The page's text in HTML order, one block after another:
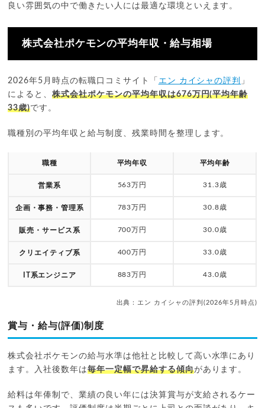
良い雰囲気の中で働きたい人には最適な環境といえます。
株式会社ポケモンの平均年収・給与相場
2026年5月時点の転職口コミサイト「 エン カイシャの評判
」
によると、株式会社ポケモンの平均年収は676万円(平均年齢
33歳)です。
職種別の平均年収と給与制度、残業時間を整理します。
職種 平均年収 平均年齢
営業系 563万円 31.3歳
企画・事務・管理系 783万円 30.8歳
販売・サービス系 700万円 30.0歳
クリエイティブ系 400万円 33.0歳
IT系エンジニア 883万円 43.0歳
出典：エン カイシャの評判(2026年5月時点)
賞与・給与(評価)制度
株式会社ポケモンの給与水準は他社と比較して高い水準にあり
ます。入社後数年は毎年一定幅で昇給する傾向があります。
給料は年俸制で、業績の良い年には決算賞与が支給されるケー